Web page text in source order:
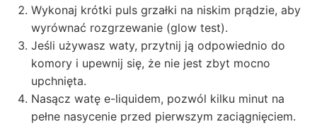
Wykonaj krótki puls grzałki na niskim prądzie, aby
wyrównać rozgrzewanie (glow test).
Jeśli używasz waty, przytnij ją odpowiednio do
komory i upewnij się, że nie jest zbyt mocno
upchnięta.
Nasącz watę e-liquidem, pozwól kilku minut na
pełne nasycenie przed pierwszym zaciągnięciem.